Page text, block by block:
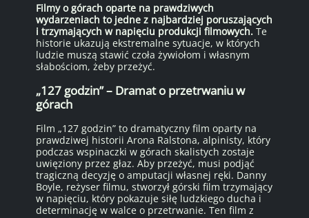
Filmy o górach oparte na prawdziwych
wydarzeniach to jedne z najbardziej poruszających
i trzymających w napięciu produkcji filmowych. Te
historie ukazują ekstremalne sytuacje, w których
ludzie muszą stawić czoła żywiołom i własnym
słabościom, żeby przeżyć.
„127 godzin” – Dramat o przetrwaniu w
górach
Film „127 godzin” to dramatyczny film oparty na
prawdziwej historii Arona Ralstona, alpinisty, który
podczas wspinaczki w górach skalistych zostaje
uwięziony przez głaz. Aby przeżyć, musi podjąć
tragiczną decyzję o amputacji własnej ręki. Danny
Boyle, reżyser filmu, stworzył górski film trzymający
w napięciu, który pokazuje siłę ludzkiego ducha i
determinację w walce o przetrwanie. Ten film z